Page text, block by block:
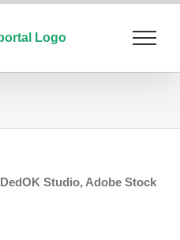
DedOK Studio, Adobe Stock